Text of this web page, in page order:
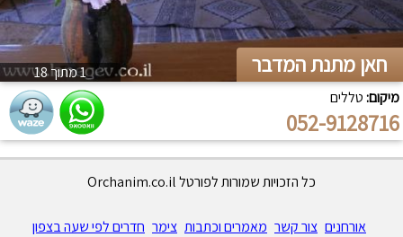
1 מתוך 18 חאן מתנת המדבר
מיקום:טללים
052-9128716
כל הזכויות שמורות לפורטל Orchanim.co.il
אורחנים צור קשר מאמרים וכתבות צימר חדרים לפי שעה בצפון